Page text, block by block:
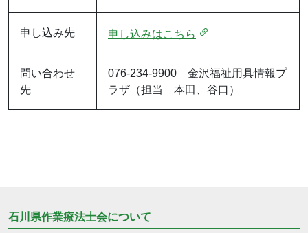
申し込み先 申し込みはこちら
問い合わせ
先
076-234-9900 金沢福祉用具情報プ
ラザ（担当 本田、谷口）
石川県作業療法士会について